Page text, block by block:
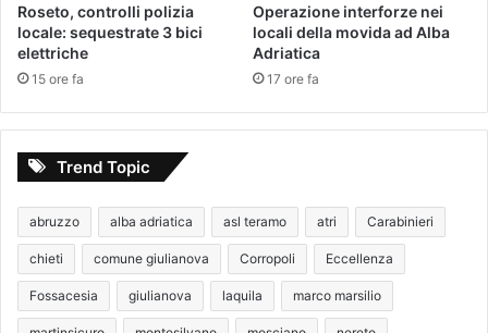
Roseto, controlli polizia
locale: sequestrate 3 bici
elettriche
15 ore fa
Operazione interforze nei
locali della movida ad Alba
Adriatica
17 ore fa
Trend Topic
abruzzo alba adriatica asl teramo atri Carabinieri
chieti comune giulianova Corropoli Eccellenza
Fossacesia giulianova laquila marco marsilio